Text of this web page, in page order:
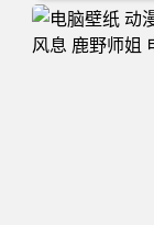
电脑壁纸 柯南
面 高清壁纸 壁